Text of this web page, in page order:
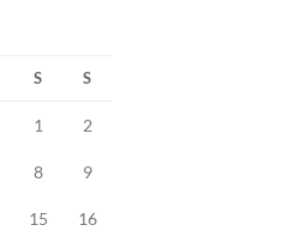
S S
1 2
8 9
15 16